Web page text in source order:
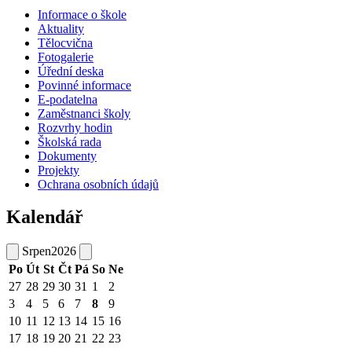
Informace o škole
Aktuality
Tělocvična
Fotogalerie
Úřední deska
Povinné informace
E-podatelna
Zaměstnanci školy
Rozvrhy hodin
Školská rada
Dokumenty
Projekty
Ochrana osobních údajů
Kalendář
Srpen2026
Po Út St Čt Pá So Ne
27 28 29 30 31 1
2
3
4 5 6 7 8
9
10 11 12 13 14 15 16
17 18 19 20 21 22 23